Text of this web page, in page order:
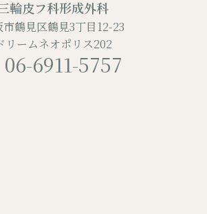
輪皮フ科形成外科
市鶴見区鶴見3丁目12-23
リームネオポリス202
06-6911-5757